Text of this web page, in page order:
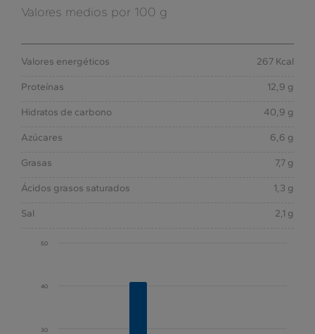
Valores medios por 100 g
Valores energéticos 267 Kcal
Proteínas 12,9 g
Hidratos de carbono 40,9 g
Azúcares 6,6 g
Grasas 7,7 g
Ácidos grasos saturados 1,3 g
Sal 2,1 g
30
40
50